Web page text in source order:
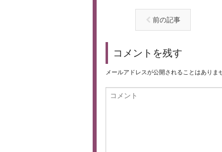
前の記事
コメントを残す
メールアドレスが公開されることはあり